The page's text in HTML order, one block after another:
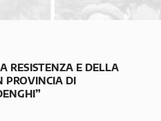
RESISTENZA E DELLA
PROVINCIA DI